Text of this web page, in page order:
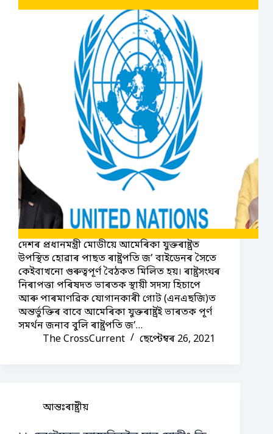
দেশৰ প্ৰধানমন্ত্ৰী মোডীয়ে আমেৰিকা যুক্তৰাষ্ট্ৰত
উপস্থিত হোৱাৰ পাছত ৰাষ্ট্ৰপতি জ’ বাইডেনৰ সৈতে
কেইবাখনো গুৰুত্বপূৰ্ণ বৈঠকত মিলিত হয়। ৰাষ্ট্রসংঘৰ
নিৰাপত্তা পৰিষদত ভাৰতক স্থায়ী সদস্য হিচাপে
আৰু পাৰমাণৱিক যোগানকাৰী গোট (এনএছজি)ত
অন্তর্ভুক্তিৰ বাবে আমেৰিকা যুক্তৰাষ্ট্রই ভাৰতক পূর্ণ
সমর্থন জনাব বুলি ৰাষ্ট্রপতি জ’…
The CrossCurrent
ছেপ্টেম্বৰ 26, 2021
আন্তঃৰাষ্ট্ৰীয়